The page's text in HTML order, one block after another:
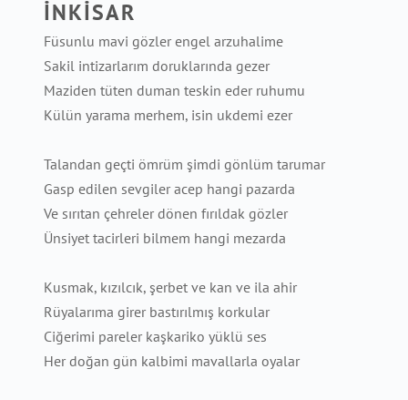
İNKİSAR
Füsunlu mavi gözler engel arzuhalime
Sakil intizarlarım doruklarında gezer
Maziden tüten duman teskin eder ruhumu
Külün yarama merhem, isin ukdemi ezer
Talandan geçti ömrüm şimdi gönlüm tarumar
Gasp edilen sevgiler acep hangi pazarda
Ve sırıtan çehreler dönen fırıldak gözler
Ünsiyet tacirleri bilmem hangi mezarda
Kusmak, kızılcık, şerbet ve kan ve ila ahir
Rüyalarıma girer bastırılmış korkular
Ciğerimi pareler kaşkariko yüklü ses
Her doğan gün kalbimi mavallarla oyalar